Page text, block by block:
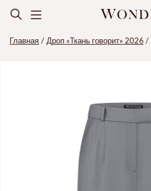
Главная Дроп «Ткань говорит» 2026